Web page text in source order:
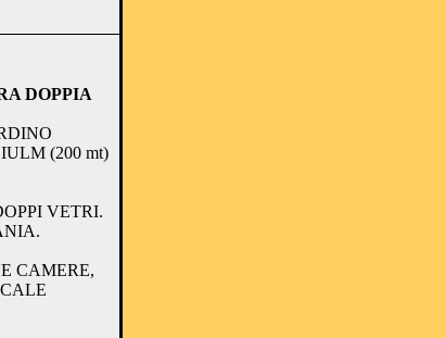
DOPPIA
(200 mt)
VETRI.
CAMERE,